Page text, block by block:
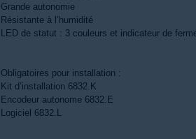
Grande autonomie
Résistante à l’humidité
LED de statut : 3 couleurs et indicateur de
Obligatoires pour installation :
Kit d’installation 6832.K
Encodeur autonome 6832.E
Logiciel 6832.L